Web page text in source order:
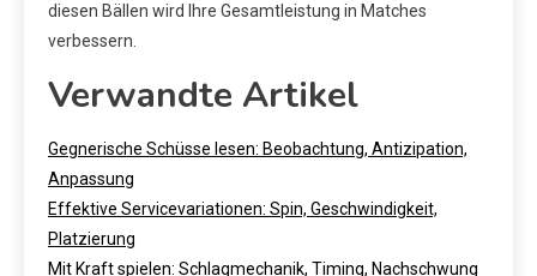
diesen Bällen wird Ihre Gesamtleistung in Matches
verbessern.
Verwandte Artikel
Gegnerische Schüsse lesen: Beobachtung, Antizipation,
Anpassung
Effektive Servicevariationen: Spin, Geschwindigkeit,
Platzierung
Mit Kraft spielen: Schlagmechanik, Timing, Nachschwung